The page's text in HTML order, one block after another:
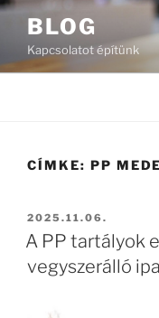
Tartalomhoz
BLOG
Kapcsolatot építünk
CÍMKE: PP
BEKÜLDVE:
2025.11.06.
A PP tartályok
vegyszerálló